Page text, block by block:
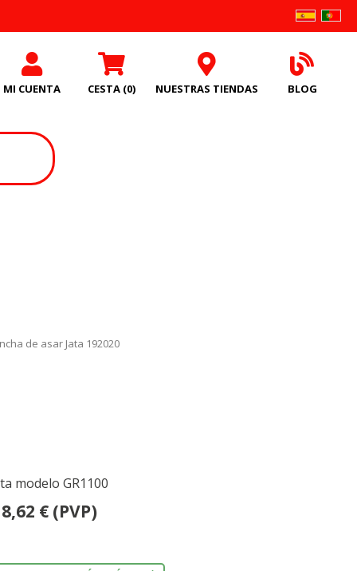
MI CUENTA CESTA (0) NUESTRAS TIENDAS BLOG
de asar Jata 192020
modelo GR1100
8,62 € (PVP)